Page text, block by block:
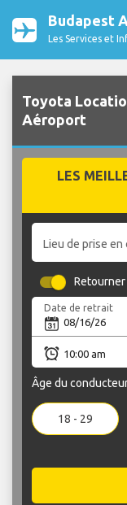
Budapest
Les Services et
Toyota
Aéroport
LES
Lieu de prise en
Date de retrait
Âge du
18 - 29